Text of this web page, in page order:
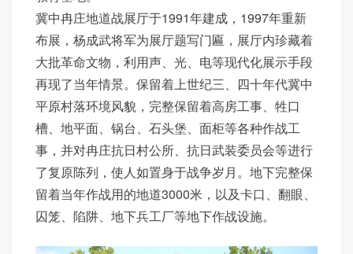
冀中冉庄地道战展厅于1991年建成，1997年重新
布展，杨成武将军为展厅题写门匾，展厅内珍藏着
大批革命文物，利用声、光、电等现代化展示手段
再现了当年情景。保留着上世纪三、四十年代冀中
平原村落环境风貌，完整保留着高房工事、牲口
槽、地平面、锅台、石头堡、面柜等各种作战工
事，并对冉庄抗日村公所、抗日武装委员会等进行
了复原陈列，使人如置身于战争岁月。地下完整保
留着当年作战用的地道3000米，以及卡口、翻眼、
囚笼、陷阱、地下兵工厂等地下作战设施。